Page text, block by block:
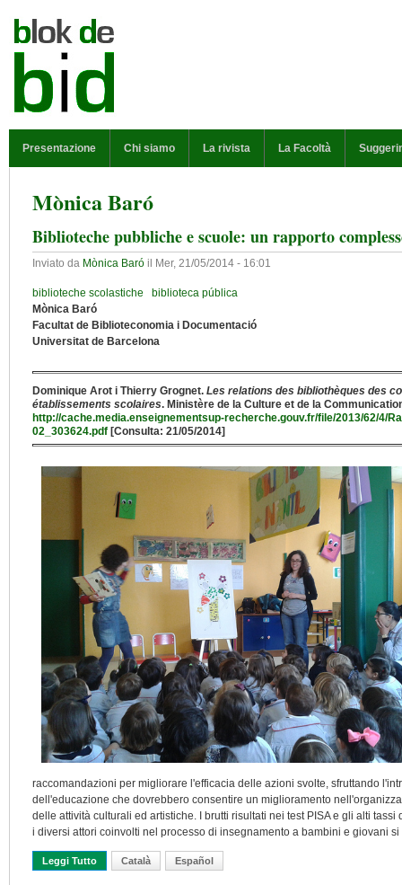
Presentazione Chi siamo La rivista La Facoltà
Mònica Baró
Biblioteche pubbliche e scuole: un rapporto
Inviato da Mònica Baró il Mer, 21/05/2014 - 16:01
biblioteche scolastiche
biblioteca pública
Mònica Baró
Facultat de Biblioteconomia i Documentació
Universitat de Barcelona
Dominique Arot i Thierry Grognet. Les relations des bibliothèques des
établissements scolaires. Ministère de la Culture et de la
http://cache.media.enseignementsup-recherche.gouv.fr/file/2013/62/4/
02_303624.pdf [Consulta: 21/05/2014]
raccomandazioni per migliorare l'efficacia delle azioni svolte, sfruttando
dell'educazione che dovrebbero consentire un miglioramento
delle attività culturali ed artistiche. I brutti risultati nei test PISA e gli alti
i diversi attori coinvolti nel processo di insegnamento a bambini e giovani
Leggi Tutto Su Biblioteche Pubbliche E Scuole: Un Rapporto Complesso,
Català Español